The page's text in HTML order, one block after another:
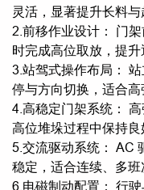
灵活，显著提升长料
2.前移作业设计： 门
时完成高位取放，提升
3.站驾式操作布局：
停与方向切换，适合高
4.高稳定门架系统：
高位堆垛过程中保持良
5.交流驱动系统： AC
稳定，适合连续、多班
6.电磁制动配置： 行